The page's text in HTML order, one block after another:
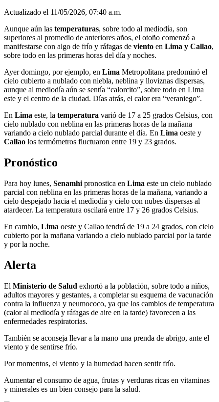
Actualizado el 11/05/2026, 07:40 a.m.
Aunque aún las temperaturas, sobre todo al mediodía, son
superiores al promedio de anteriores años, el otoño comenzó a
manifestarse con algo de frío y ráfagas de viento en Lima y Callao,
sobre todo en las primeras horas del día y noches.
Ayer domingo, por ejemplo, en Lima Metropolitana predominó el
cielo cubierto a nublado con niebla, neblina y lloviznas dispersas,
aunque al mediodía aún se sentía “calorcito”, sobre todo en Lima
este y el centro de la ciudad. Días atrás, el calor era “veraniego”.
En Lima este, la temperatura varió de 17 a 25 grados Celsius, con
cielo nublado con neblina en las primeras horas de la mañana
variando a cielo nublado parcial durante el día. En Lima oeste y
Callao los termómetros fluctuaron entre 19 y 23 grados.
Pronóstico
Para hoy lunes, Senamhi pronostica en Lima este un cielo nublado
parcial con neblina en las primeras horas de la mañana, variando a
cielo despejado hacia el mediodía y cielo con nubes dispersas al
atardecer. La temperatura oscilará entre 17 y 26 grados Celsius.
En cambio, Lima oeste y Callao tendrá de 19 a 24 grados, con cielo
cubierto por la mañana variando a cielo nublado parcial por la tarde
y por la noche.
Alerta
El Ministerio de Salud exhortó a la población, sobre todo a niños,
adultos mayores y gestantes, a completar su esquema de vacunación
contra la influenza y neumococo, ya que los cambios de temperatura
(calor al mediodía y ráfagas de aire en la tarde) favorecen a las
enfermedades respiratorias.
También se aconseja llevar a la mano una prenda de abrigo, ante el
viento y de sentirse frío.
Por momentos, el viento y la humedad hacen sentir frío.
Aumentar el consumo de agua, frutas y verduras ricas en vitaminas
y minerales es un bien consejo para la salud.